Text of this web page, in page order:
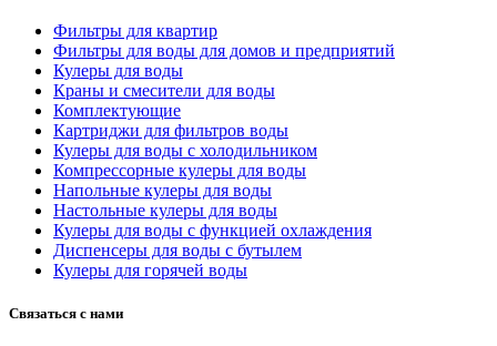
Фильтры для квартир
Фильтры для воды для домов и предприятий
Кулеры для воды
Краны и смесители для воды
Комплектующие
Картриджи для фильтров воды
Кулеры для воды с холодильником
Компрессорные кулеры для воды
Напольные кулеры для воды
Настольные кулеры для воды
Кулеры для воды с функцией охлаждения
Диспенсеры для воды с бутылем
Кулеры для горячей воды
Связаться с нами